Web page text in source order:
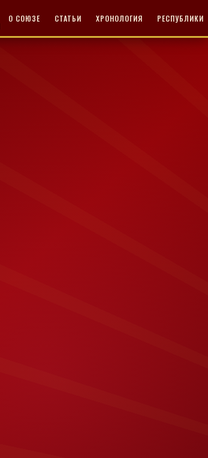
О СОЮЗЕ СТАТЬИ ХРОНОЛОГИЯ РЕСПУБЛИКИ